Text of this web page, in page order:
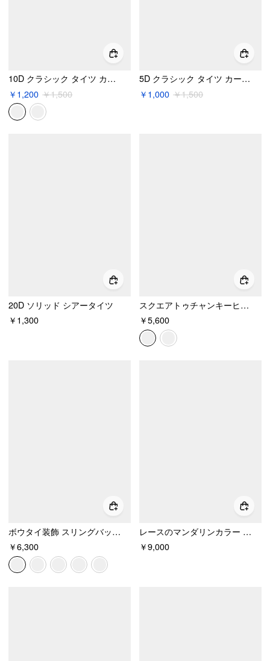
10D クラシック タイツ カーブ＆プラス
￥1,200 ￥1,500
5D クラシック タイツ カーブ & プラス
￥1,000 ￥1,500
20D ソリッド シアータイツ
￥1,300
スクエアトゥチャンキーヒールサンダル
￥5,600
ボウタイ装飾 スリングバック サンダル
￥6,300
レースのマンダリンカラー マーメイド ミディドレス
￥9,000